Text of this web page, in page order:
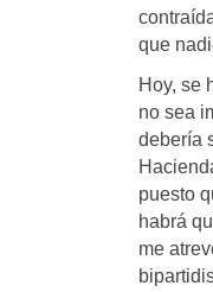
que
Hoy, se
no sea
debería
puesto
habrá
me